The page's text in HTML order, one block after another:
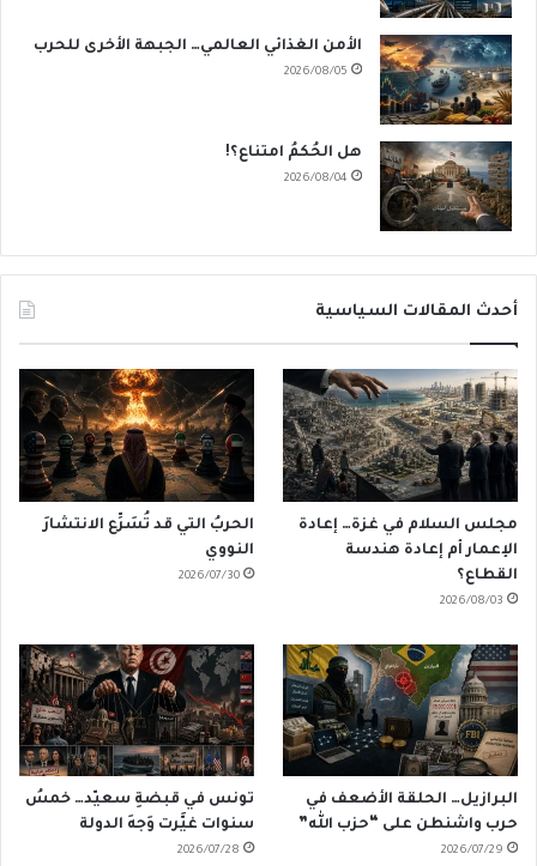
الأمن الغذائي العالمي… الجبهة الأخرى للحرب
2026/08/05
هل الحُكمُ امتناع؟!
2026/08/04
أحدث المقالات السياسية
مجلس السلام في غزة… إعادة
الإعمار أم إعادة هندسة
القطاع؟
2026/08/03
الحربُ التي قد تُسَرِّع الانتشارَ
النووي
2026/07/30
البرازيل… الحلقة الأضعف في
حرب واشنطن على “حزب الله”
2026/07/29
تونس في قبضةِ سعيّد… خمسُ
سنوات غيَّرت وَجهَ الدولة
2026/07/28